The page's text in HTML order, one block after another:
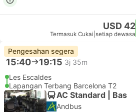
USD 42
Termasuk Cukai setiap dewasa
Pengesahan segera
15:40 19:15 3j 35m
Les Escaldes
Lapangan Terbang Barcelona T2
AC Standard | Bas
Andbus